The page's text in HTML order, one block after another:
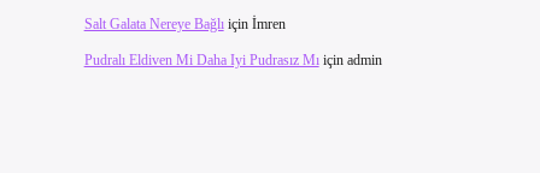
Salt Galata Nereye Bağlıiçin İmren
Pudralı Eldiven Mi Daha Iyi Pudrasız Mıiçin admin